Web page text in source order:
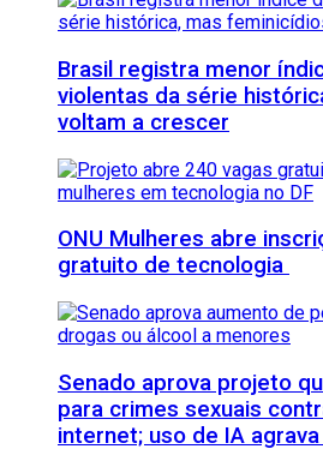
Brasil registra menor
violentas da série
voltam a crescer
ONU Mulheres abre
gratuito de tecnologia
Senado aprova projeto
para crimes sexuais
internet; uso de IA